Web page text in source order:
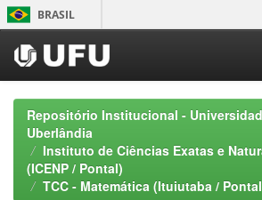
Skip
navigation
BRASIL
Repositório Institucional -
Uberlândia
Instituto de Ciências Exatas e
(ICENP / Pontal)
TCC - Matemática (Ituiutaba /